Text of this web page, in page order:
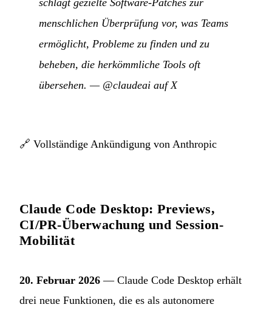
menschlichen Überprüfung vor, was Teams
ermöglicht, Probleme zu finden und zu
beheben, die herkömmliche Tools oft
übersehen. — @claudeai auf X
🔗 Vollständige Ankündigung von Anthropic
Claude Code Desktop: Previews,
CI/PR-Überwachung und Session-
Mobilität
20. Februar 2026 — Claude Code Desktop erhält
drei neue Funktionen, die es als autonomere